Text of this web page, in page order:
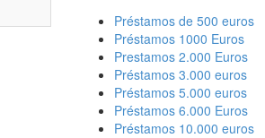
Préstamos de 500 euros
Préstamos 1000 Euros
Prestamos 2.000 Euros
Préstamos 3.000 euros
Préstamos 5.000 euros
Préstamos 6.000 Euros
Préstamos 10.000 euros